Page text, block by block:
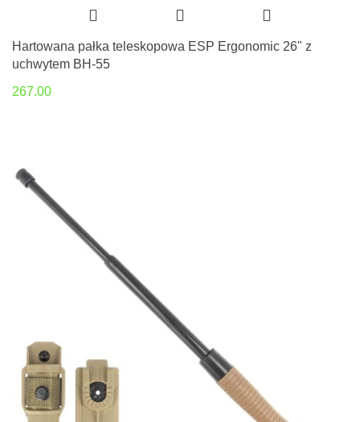
Hartowana pałka teleskopowa ESP Ergonomic 26" z
uchwytem BH-55
267.00